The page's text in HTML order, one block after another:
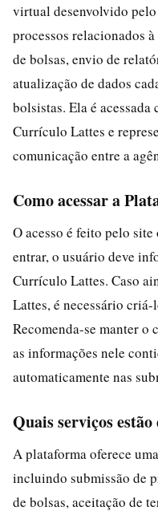
virtual desenvolvido
processos relacionados
de bolsas, envio de
atualização de dados
bolsistas. Ela é
Currículo Lattes e
comunicação entre a
Como acessar a
O acesso é feito pelo
entrar, o usuário deve
Currículo Lattes. Caso
Lattes, é necessário
Recomenda-se manter
as informações nele
automaticamente nas
Quais serviços
A plataforma oferece
incluindo submissão de
de bolsas, aceitação de